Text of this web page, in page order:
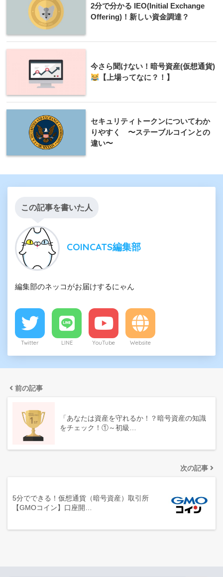
2分で分かる IEO(Initial Exchange
Offering)！新しい資金調達？
今さら聞けない！暗号資産(仮想通貨)
【上場ってなに？！】
セキュリティトークンについてわか
りやすく 〜ステーブルコインとの
違い〜
この記事を書いた人
COINCATS編集部
編集部のネッコがお届けするにゃん
Twitter LINE YouTube Website
前の記事
「あなたは資産を守れるか！？暗号資産の知識
をチェック！①～初級…
次の記事
5分でできる！仮想通貨（暗号資産）取引所
【GMOコイン】口座開…